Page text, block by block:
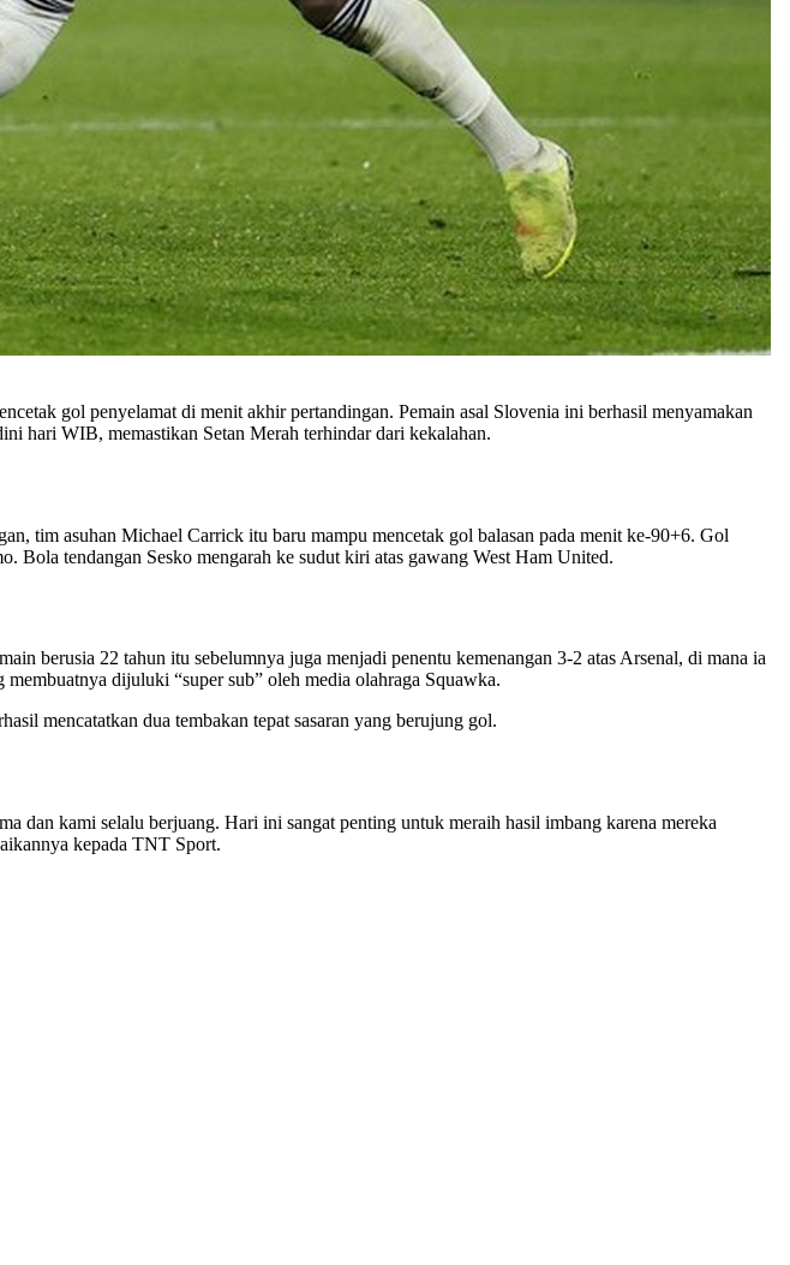
gol penyelamat di menit akhir pertandingan. Pemain asal Slovenia ini berhasil menyamakan
hari WIB, memastikan Setan Merah terhindar dari kekalahan.
tim asuhan Michael Carrick itu baru mampu mencetak gol balasan pada menit ke-90+6. Gol
Bola tendangan Sesko mengarah ke sudut kiri atas gawang West Ham United.
berusia 22 tahun itu sebelumnya juga menjadi penentu kemenangan 3-2 atas Arsenal, di mana ia
dijuluki “super sub” oleh media olahraga Squawka.
mencatatkan dua tembakan tepat sasaran yang berujung gol.
dan kami selalu berjuang. Hari ini sangat penting untuk meraih hasil imbang karena mereka
kepada TNT Sport.